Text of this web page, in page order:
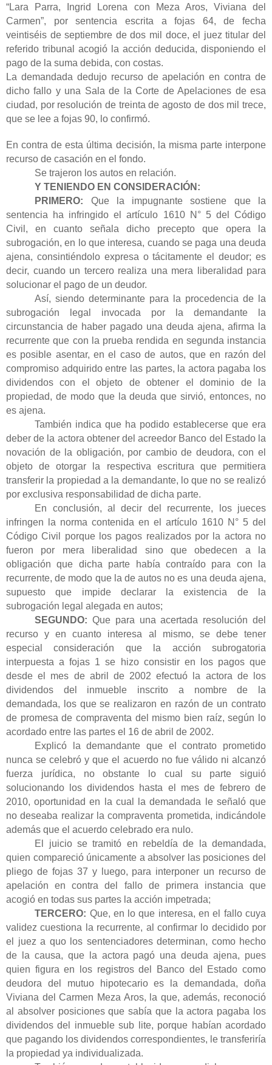
“Lara Parra, Ingrid Lorena con Meza Aros, Viviana del
Carmen”, por sentencia escrita a fojas 64, de fecha
veintiséis de septiembre de dos mil doce, el juez titular del
referido tribunal acogió la acción deducida, disponiendo el
pago de la suma debida, con costas.
La demandada dedujo recurso de apelación en contra de
dicho fallo y una Sala de la Corte de Apelaciones de esa
ciudad, por resolución de treinta de agosto de dos mil trece,
que se lee a fojas 90, lo confirmó.
En contra de esta última decisión, la misma parte interpone
recurso de casación en el fondo.
Se trajeron los autos en relación.
Y TENIENDO EN CONSIDERACIÓN:
PRIMERO: Que la impugnante sostiene que la
sentencia ha infringido el artículo 1610 N° 5 del Código
Civil, en cuanto señala dicho precepto que opera la
subrogación, en lo que interesa, cuando se paga una deuda
ajena, consintiéndolo expresa o tácitamente el deudor; es
decir, cuando un tercero realiza una mera liberalidad para
solucionar el pago de un deudor.
Así, siendo determinante para la procedencia de la
subrogación legal invocada por la demandante la
circunstancia de haber pagado una deuda ajena, afirma la
recurrente que con la prueba rendida en segunda instancia
es posible asentar, en el caso de autos, que en razón del
compromiso adquirido entre las partes, la actora pagaba los
dividendos con el objeto de obtener el dominio de la
propiedad, de modo que la deuda que sirvió, entonces, no
es ajena.
También indica que ha podido establecerse que era
deber de la actora obtener del acreedor Banco del Estado la
novación de la obligación, por cambio de deudora, con el
objeto de otorgar la respectiva escritura que permitiera
transferir la propiedad a la demandante, lo que no se realizó
por exclusiva responsabilidad de dicha parte.
En conclusión, al decir del recurrente, los jueces
infringen la norma contenida en el artículo 1610 N° 5 del
Código Civil porque los pagos realizados por la actora no
fueron por mera liberalidad sino que obedecen a la
obligación que dicha parte había contraído para con la
recurrente, de modo que la de autos no es una deuda ajena,
supuesto que impide declarar la existencia de la
subrogación legal alegada en autos;
SEGUNDO:Que para una acertada resolución del
recurso y en cuanto interesa al mismo, se debe tener
especial consideración que la acción subrogatoria
interpuesta a fojas 1 se hizo consistir en los pagos que
desde el mes de abril de 2002 efectuó la actora de los
dividendos del inmueble inscrito a nombre de la
demandada, los que se realizaron en razón de un contrato
de promesa de compraventa del mismo bien raíz, según lo
acordado entre las partes el 16 de abril de 2002.
Explicó la demandante que el contrato prometido
nunca se celebró y que el acuerdo no fue válido ni alcanzó
fuerza jurídica, no obstante lo cual su parte siguió
solucionando los dividendos hasta el mes de febrero de
2010, oportunidad en la cual la demandada le señaló que
no deseaba realizar la compraventa prometida, indicándole
además que el acuerdo celebrado era nulo.
El juicio se tramitó en rebeldía de la demandada,
quien compareció únicamente a absolver las posiciones del
pliego de fojas 37 y luego, para interponer un recurso de
apelación en contra del fallo de primera instancia que
acogió en todas sus partes la acción impetrada;
TERCERO: Que, en lo que interesa, en el fallo cuya
validez cuestiona la recurrente, al confirmar lo decidido por
el juez a quo los sentenciadores determinan, como hecho
de la causa, que la actora pagó una deuda ajena, pues
quien figura en los registros del Banco del Estado como
deudora del mutuo hipotecario es la demandada, doña
Viviana del Carmen Meza Aros, la que, además, reconoció
al absolver posiciones que sabía que la actora pagaba los
dividendos del inmueble sub lite, porque habían acordado
que pagando los dividendos correspondientes, le transferiría
la propiedad ya individualizada.